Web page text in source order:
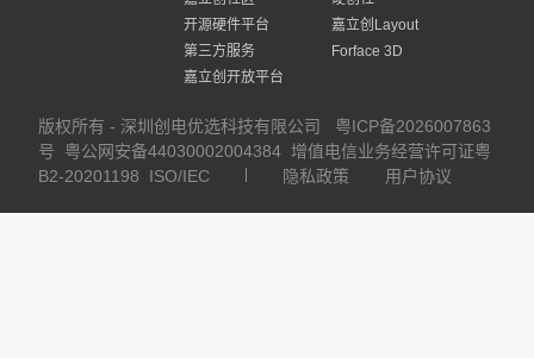
开源硬件平台
嘉立创Layout
第三方服务
Forface 3D
嘉立创开放平台
版权所有 - 深圳创电优选科技有限公司
粤ICP备2026007863
号
粤公网安备44030002004384 增值电信业务经营许可证粤
B2-20201198
ISO/IEC 隐私政策 用户协议